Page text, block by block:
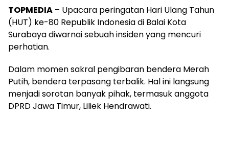
TOPMEDIA – Upacara peringatan Hari Ulang Tahun
(HUT) ke-80 Republik Indonesia di Balai Kota
Surabaya diwarnai sebuah insiden yang mencuri
perhatian.
Dalam momen sakral pengibaran bendera Merah
Putih, bendera terpasang terbalik. Hal ini langsung
menjadi sorotan banyak pihak, termasuk anggota
DPRD Jawa Timur, Liliek Hendrawati.